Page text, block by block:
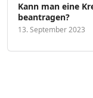
Kann man eine
beantragen?
13. September 2023